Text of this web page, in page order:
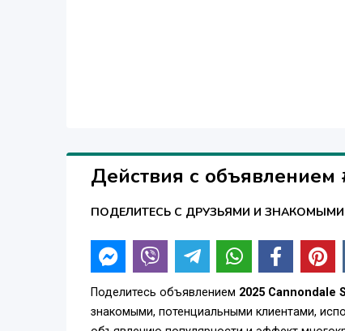
Действия с объявлением
ПОДЕЛИТЕСЬ С ДРУЗЬЯМИ И ЗНАКОМЫМИ
Поделитесь объявлением 2025 Cannondale
знакомыми, потенциальными клиентами,